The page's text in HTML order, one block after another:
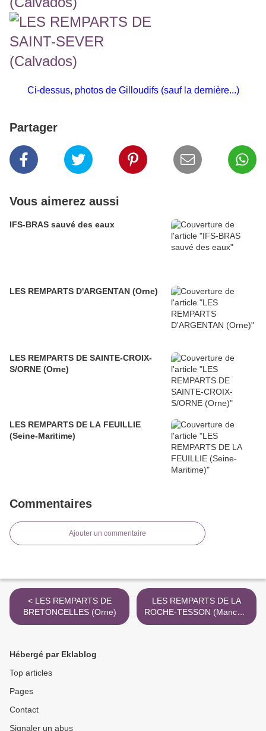
Ci-dessus, photos de Gilloudifs (sauf la dernière...)
Partager
Vous aimerez aussi
IFS-BRAS sauvé des eaux
LES REMPARTS D'ARGENTAN (Orne)
LES REMPARTS DE SAINTE-CROIX-
S/ORNE (Orne)
LES REMPARTS DE LA FEUILLIE
(Seine-Maritime)
Commentaires
Ajouter un commentaire
< LES REMPARTS DE
BRETONCELLES (Orne)
LES REMPARTS DE LA
ROCHE-TESSON (Manche)
>
Hébergé par Eklablog
Top articles
Pages
Contact
Signaler un abus